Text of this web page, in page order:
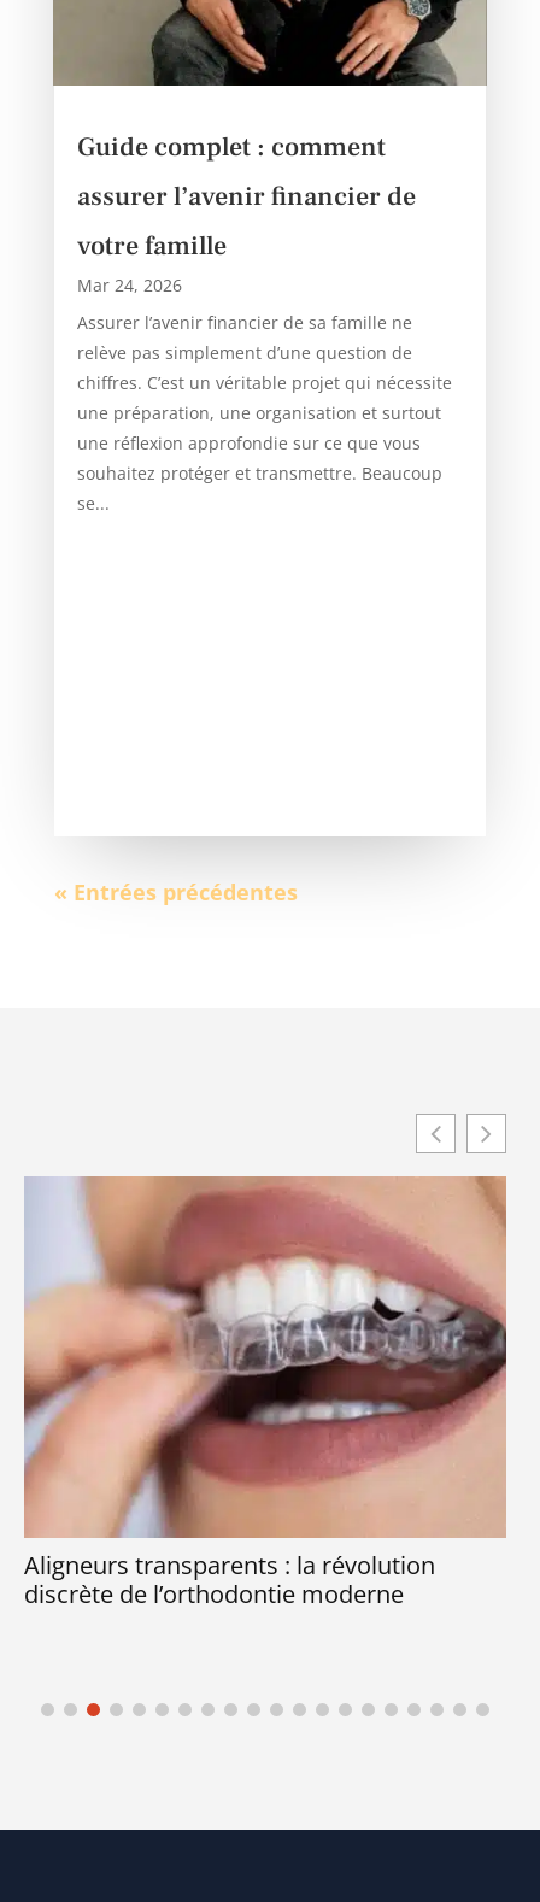
Guide complet : comment
assurer l’avenir financier de
votre famille
Mar 24, 2026
Assurer l’avenir financier de sa famille ne
relève pas simplement d’une question de
chiffres. C’est un véritable projet qui nécessite
une préparation, une organisation et surtout
une réflexion approfondie sur ce que vous
souhaitez protéger et transmettre. Beaucoup
se...
« Entrées précédentes
Aligneurs transparents : la révolution
discrète de l’orthodontie moderne